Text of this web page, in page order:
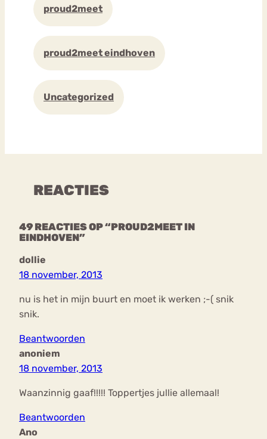
proud2meet
proud2meet eindhoven
Uncategorized
REACTIES
49 REACTIES OP “PROUD2MEET IN
EINDHOVEN”
dollie
18 november, 2013
nu is het in mijn buurt en moet ik werken ;-( snik
snik.
Beantwoorden
anoniem
18 november, 2013
Waanzinnig gaaf!!!!! Toppertjes jullie allemaal!
Beantwoorden
Ano